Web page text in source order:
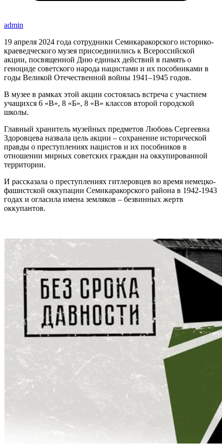
admin
19 апреля 2024 года сотрудники Семикаракорского историко-
краеведческого музея присоединились к Всероссийской
акции, посвященной Дню единых действий в память о
геноциде советского народа нацистами и их пособниками в
годы Великой Отечественной войны 1941–1945 годов.
В музее в рамках этой акции состоялась встреча с участием
учащихся 6 «В», 8 «Б», 8 «В» классов второй городской
школы.
Главный хранитель музейных предметов Любовь Сергеевна
Здоровцева назвала цель акции – сохранение исторической
правды о преступлениях нацистов и их пособников в
отношении мирных советских граждан на оккупированной
территории.
И рассказала о преступлениях гитлеровцев во время немецко-
фашистской оккупации Семикаракорского района в 1942-1943
годах и огласила имена земляков – безвинных жертв
оккупантов.